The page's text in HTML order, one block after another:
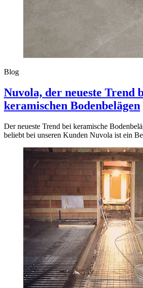
Blog
Nuvola, der neueste Trend
keramischen Bodenbelägen
Der neueste Trend bei keramische
beliebt bei unseren Kunden Nuvola ist ein